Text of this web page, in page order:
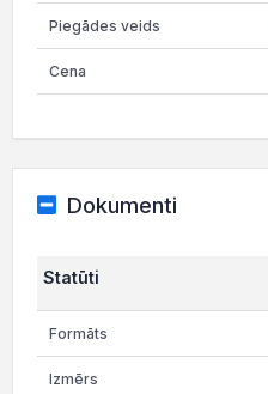
Dokumenti
Statūti